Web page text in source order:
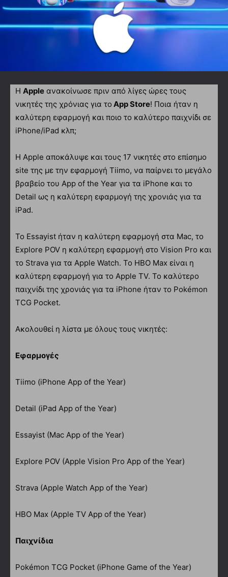
Η Apple ανακοίνωσε πριν από λίγες ώρες τους
νικητές της χρόνιας για το App Store! Ποια ήταν η
καλύτερη εφαρμογή και ποιο το καλύτερο παιχνίδι σε
iPhone/iPad κλπ;
Η Apple αποκάλυψε και τους 17 νικητές στο επίσημο
site της με την εφαρμογή Tiimo, να παίρνει το μεγάλο
βραβείο του App of the Year για τα iPhone και το
Detail ως η καλύτερη εφαρμογή της χρονιάς για τα
iPad.
Το Essayist ήταν η καλύτερη εφαρμογή στα Mac, το
Explore POV η καλύτερη εφαρμογή στο Vision Pro και
το Strava για τα Apple Watch. To HBO Max είναι η
καλύτερη εφαρμογή για το Apple TV. Το καλύτερο
παιχνίδι της χρονιάς για τα iPhone ήταν το Pokémon
TCG Pocket.
Ακολουθεί η λίστα με όλους τους νικητές:
Εφαρμογές
Tiimo (iPhone App of the Year)
Detail (iPad App of the Year)
Essayist (Mac App of the Year)
Explore POV (Apple Vision Pro App of the Year)
Strava (Apple Watch App of the Year)
HBO Max (Apple TV App of the Year)
Παιχνίδια
Pokémon TCG Pocket (iPhone Game of the Year)